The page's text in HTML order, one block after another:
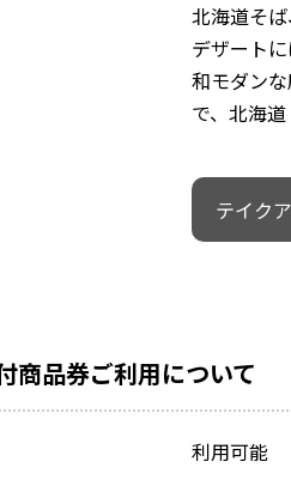
北海道そ
デザート
和モダン
で、北海
テイク
商品券ご利用について
利用可能